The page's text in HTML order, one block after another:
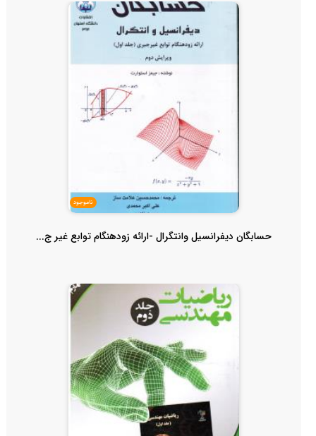
ناموجود
حسابگان دیفرانسیل وانتگرال -ارائه زودهنگام توابع غیر ج...